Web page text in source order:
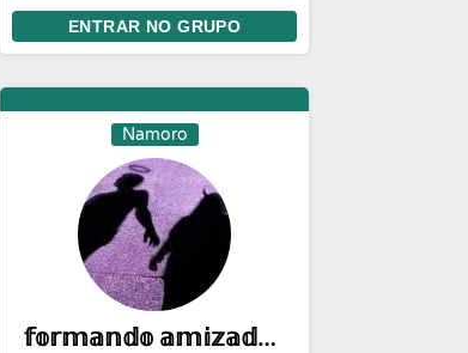
respeitosa.ENTRAR NO GRUPO
Namoro
𝕗𝕠𝕣𝕞𝕒𝕟𝕕𝕠 𝕒𝕞𝕚𝕫𝕒𝕕𝕖❤︎